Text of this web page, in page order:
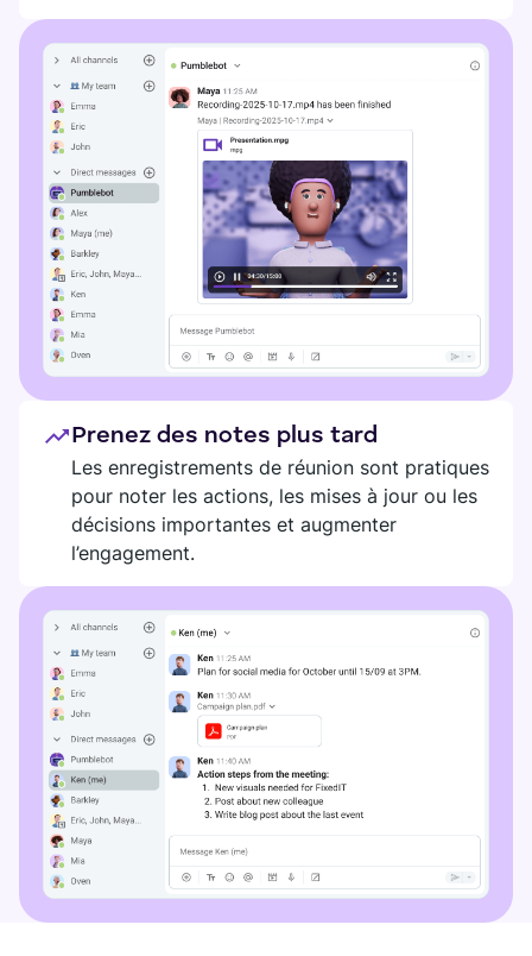
Prenez des notes plus tard
Les enregistrements de réunion sont pratiques
pour noter les actions, les mises à jour ou les
décisions importantes et augmenter
l’engagement.